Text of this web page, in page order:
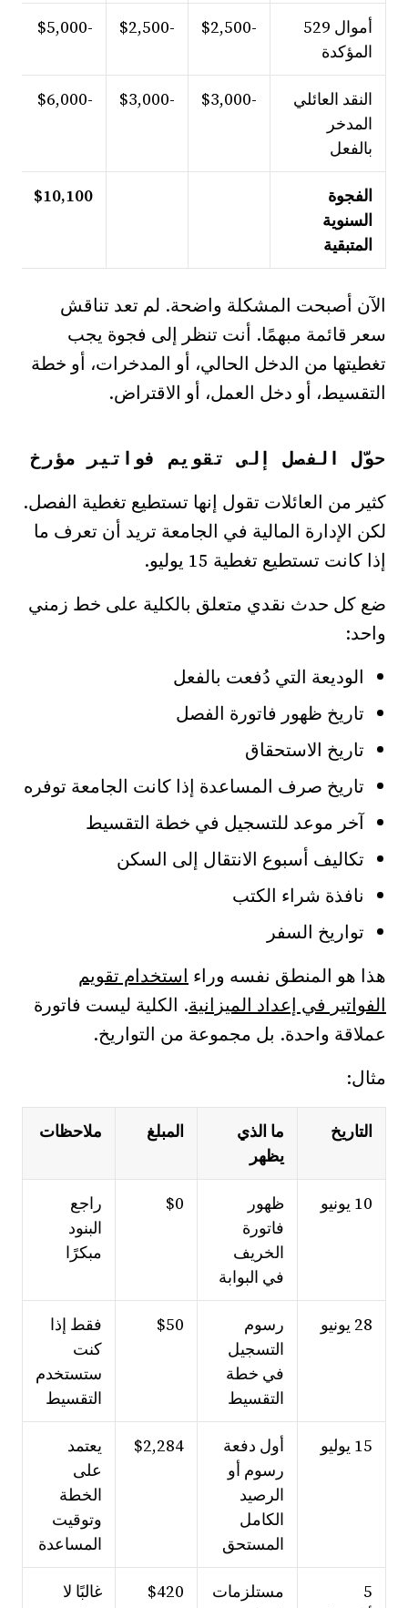
أموال 529
المؤكدة
-$2,500
-$2,500
-$5,000
النقد العائلي
المدخر
بالفعل
-$3,000
-$3,000
-$6,000
الفجوة
السنوية
المتبقية
$10,100
الآن أصبحت المشكلة واضحة. لم تعد تناقش
سعر قائمة مبهمًا. أنت تنظر إلى فجوة يجب
تغطيتها من الدخل الحالي، أو المدخرات، أو خطة
التقسيط، أو دخل العمل، أو الاقتراض.
حوّل الفصل إلى تقويم فواتير مؤرخ
كثير من العائلات تقول إنها تستطيع تغطية الفصل.
لكن الإدارة المالية في الجامعة تريد أن تعرف ما
إذا كانت تستطيع تغطية 15 يوليو.
ضع كل حدث نقدي متعلق بالكلية على خط زمني
واحد:
الوديعة التي دُفعت بالفعل
تاريخ ظهور فاتورة الفصل
تاريخ الاستحقاق
تاريخ صرف المساعدة إذا كانت الجامعة توفره
آخر موعد للتسجيل في خطة التقسيط
تكاليف أسبوع الانتقال إلى السكن
نافذة شراء الكتب
تواريخ السفر
هذا هو المنطق نفسه وراء استخدام تقويم
الفواتير في إعداد الميزانية. الكلية ليست فاتورة
عملاقة واحدة. بل مجموعة من التواريخ.
مثال:
التاريخ
ما الذي
يظهر
المبلغ ملاحظات
10 يونيو
ظهور
فاتورة
الخريف
في البوابة
$0
راجع
البنود
مبكرًا
28 يونيو
رسوم
التسجيل
في خطة
التقسيط
$50
فقط إذا
كنت
ستستخدم
التقسيط
15 يوليو
أول دفعة
رسوم أو
الرصيد
الكامل
المستحق
$2,284
يعتمد
على
الخطة
وتوقيت
المساعدة
5
مستلزمات
$420
غالبًا لا